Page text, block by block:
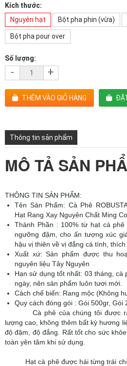
Kích thước:
Nguyên hạt
Bột pha phin (vừa)
Bột pha pour over
Số lượng:
- +
THÊM VÀO GIỎ HÀNG
Thông tin sản phẩm
MÔ TẢ SẢN
THÔNG TIN SẢN PHẨM:
Tên Sản Phẩm: Cà Phê
Hạt Rang Xay Nguyên Chất Ming
Thành Phần : 100% từ hạt cà
ngưỡng đậm, cho ấn tượng xúc
hậu vị thiên về vị đắng cá tính,
Xuất xứ: Sản phẩm được thu
nguyên liệu Tây Nguyên
Hạn sử dụng tốt nhất: 03 tháng,
ngày, nên sản phẩm luôn tươi mới.
Cách chế biến: Rang mộc (Không
Quy cách đóng gói : Gói 500gr, Gói
Cà phê của chúng tôi được
lượng cao, không thêm bất kỳ hương
độ đậm, độ đắng. Rất tốt cho sức
toàn yên tâm khi sử dụng.
Hạt cà phê được hái từng trái